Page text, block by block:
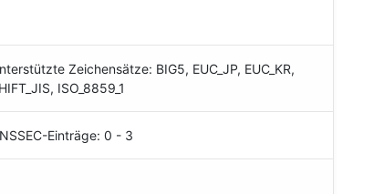
Zeichensätze: BIG5, EUC_JP, EUC_KR,
ISO_8859_1
Einträge: 0 - 3